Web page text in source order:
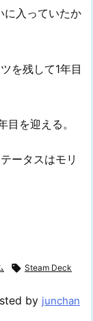
に入っていたか
を残して1年目
を迎える。
ータスはモリ
 Steam Deck
by junchan